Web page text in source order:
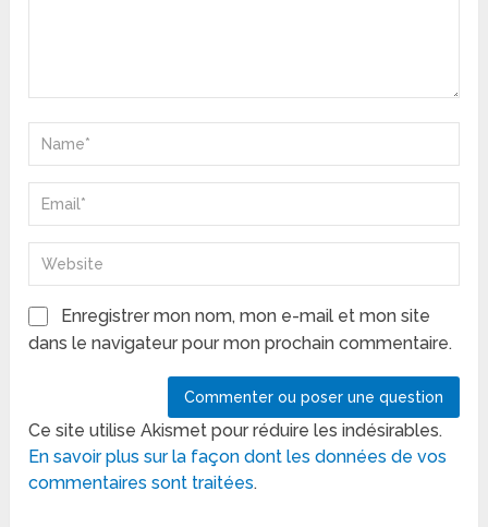
Enregistrer mon nom, mon e-mail et mon site
dans le navigateur pour mon prochain commentaire.
Ce site utilise Akismet pour réduire les indésirables.
En savoir plus sur la façon dont les données de vos
commentaires sont traitées.